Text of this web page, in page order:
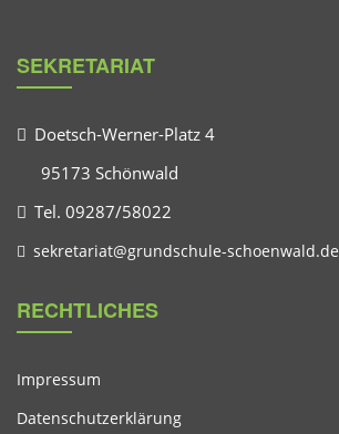
SEKRETARIAT
Doetsch-Werner-Platz 4
95173 Schönwald
Tel. 09287/58022
sekretariat@grundschule-schoenwald.de
RECHTLICHES
Impressum
Datenschutzerklärung